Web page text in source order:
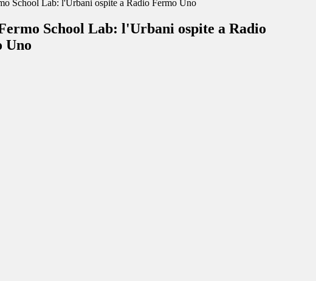
School Lab: l'Urbani ospite a Radio Fermo Uno
School Lab: l'Urbani ospite a Radio
Uno